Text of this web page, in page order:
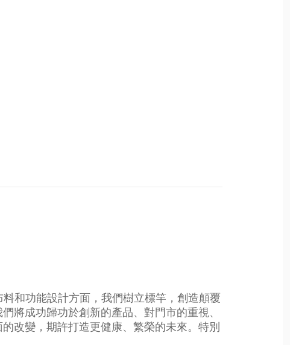
和功能設計方面，我們樹立標竿，創造顛覆
將成功歸功於創新的產品、對門市的重視、
改變，期許打造更健康、繁榮的未來。特別